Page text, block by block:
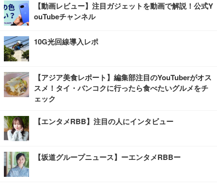
【動画レビュー】注目ガジェットを動画で解説！公式Y
ouTubeチャンネル
10G光回線導入レポ
【アジア美食レポート】編集部注目のYouTuberがオス
スメ！タイ・バンコクに行ったら食べたいグルメをチ
ェック
【エンタメRBB】注目の人にインタビュー
【坂道グループニュース】ーエンタメRBBー